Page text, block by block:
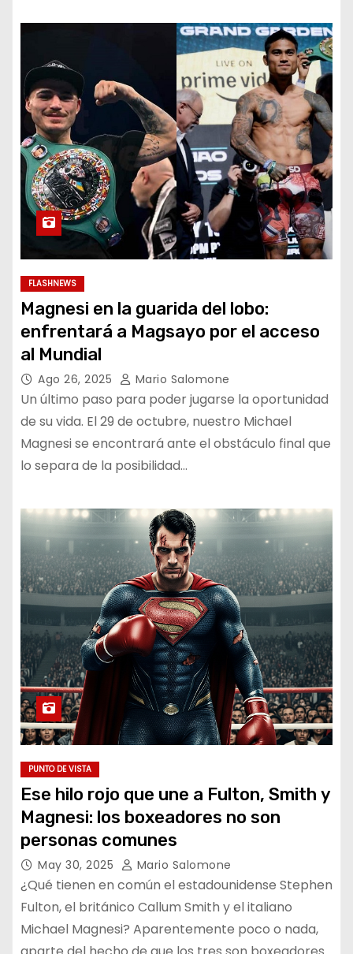
FLASHNEWS
Magnesi en la guarida del lobo:
enfrentará a Magsayo por el acceso
al Mundial
Ago 26, 2025 Mario Salomone
Un último paso para poder jugarse la oportunidad
de su vida. El 29 de octubre, nuestro Michael
Magnesi se encontrará ante el obstáculo final que
lo separa de la posibilidad…
PUNTO DE VISTA
Ese hilo rojo que une a Fulton, Smith y
Magnesi: los boxeadores no son
personas comunes
May 30, 2025 Mario Salomone
¿Qué tienen en común el estadounidense Stephen
Fulton, el británico Callum Smith y el italiano
Michael Magnesi? Aparentemente poco o nada,